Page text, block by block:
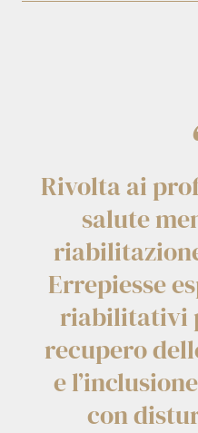
Rivolta ai
salute
Errepiesse
riabilitativi
recupero
e
con